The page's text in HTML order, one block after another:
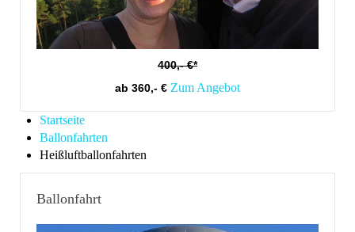
400,- €*
ab 360,- € Zum Angebot
Startseite
Ballonfahrten
Heißluftballonfahrten
Ballonfahrt